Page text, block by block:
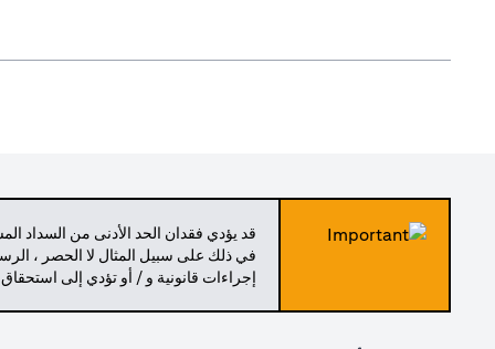
قد يؤدي فقدان الحد الأدنى من السداد
في ذلك على سبيل المثال لا الحصر ،
إجراءات قانونية و / أو تؤدي إلى